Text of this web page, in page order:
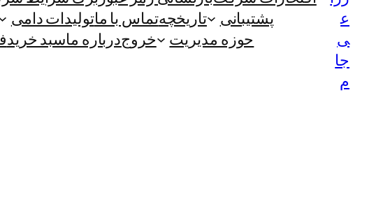
ع
ی
جا
م
پشتیبانی
تاریخچهتماس با ماتولیدات دامی
حوزه مدیریت
خروجدرباره ماسبد خرید